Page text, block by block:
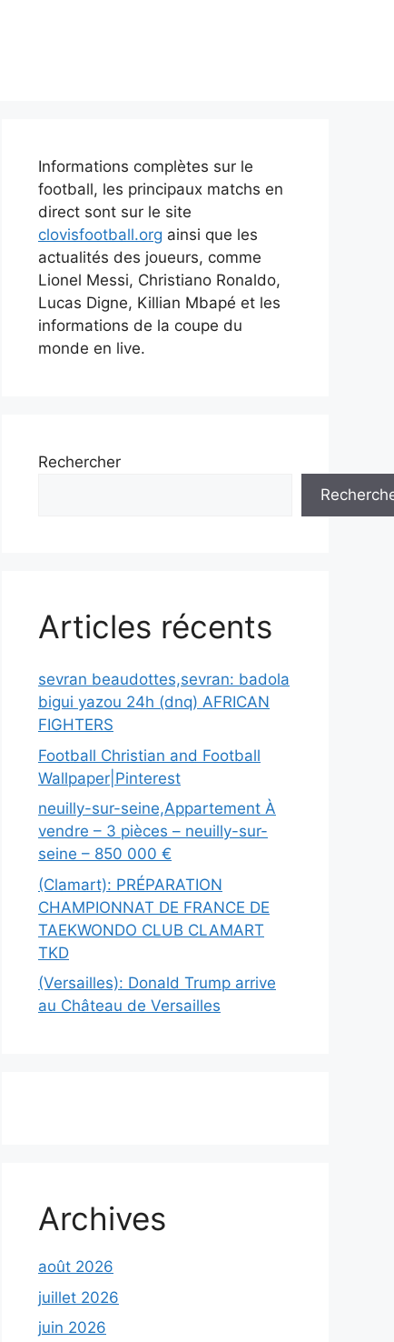
Informations complètes sur le
football, les principaux matchs en
direct sont sur le site
clovisfootball.org ainsi que les
actualités des joueurs, comme
Lionel Messi, Christiano Ronaldo,
Lucas Digne, Killian Mbapé et les
informations de la coupe du
monde en live.
Rechercher
Articles récents
sevran beaudottes,sevran: badola
bigui yazou 24h (dnq) AFRICAN
FIGHTERS
Football Christian and Football
Wallpaper|Pinterest
neuilly-sur-seine,Appartement À
vendre – 3 pièces – neuilly-sur-
seine – 850 000 €
(Clamart): PRÉPARATION
CHAMPIONNAT DE FRANCE DE
TAEKWONDO CLUB CLAMART
TKD
(Versailles): Donald Trump arrive
au Château de Versailles
Archives
août 2026
juillet 2026
juin 2026